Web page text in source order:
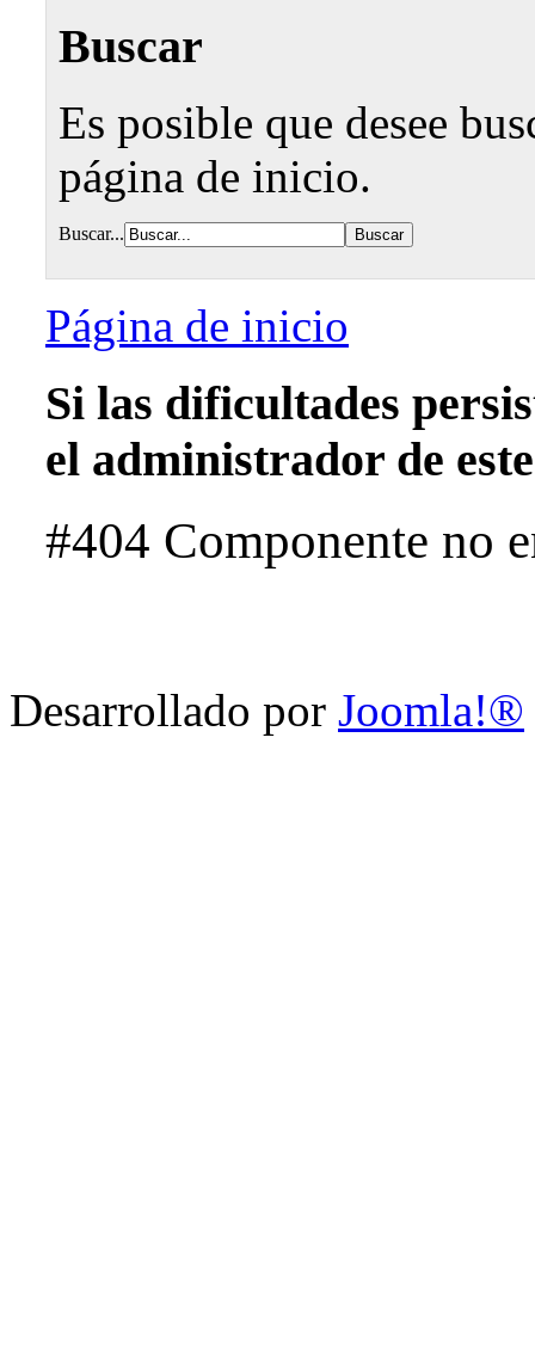
Buscar
Es posible que desee
página de inicio.
Buscar...
Página de inicio
Si las dificultades
el administrador de
#404 Componente no
Desarrollado por Joomla!®